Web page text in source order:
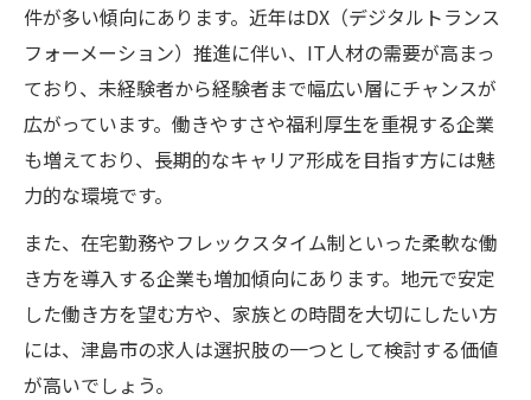
件が多い傾向にあります。近年はDX（デジタルトランス
フォーメーション）推進に伴い、IT人材の需要が高まっ
ており、未経験者から経験者まで幅広い層にチャンスが
広がっています。働きやすさや福利厚生を重視する企業
も増えており、長期的なキャリア形成を目指す方には魅
力的な環境です。
また、在宅勤務やフレックスタイム制といった柔軟な働
き方を導入する企業も増加傾向にあります。地元で安定
した働き方を望む方や、家族との時間を大切にしたい方
には、津島市の求人は選択肢の一つとして検討する価値
が高いでしょう。